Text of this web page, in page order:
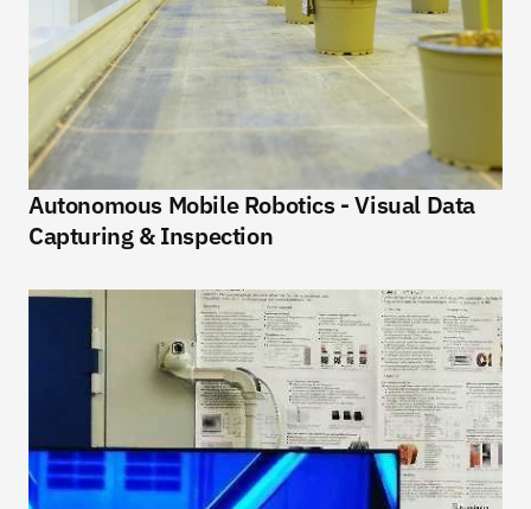
Autonomous Mobile Robotics - Visual Data
Capturing & Inspection